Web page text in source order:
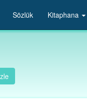
Sözlük Kitaphana